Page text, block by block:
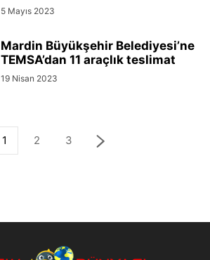
5 Mayıs 2023
Mardin Büyükşehir Belediyesi’ne
TEMSA’dan 11 araçlık teslimat
19 Nisan 2023
1 2 3